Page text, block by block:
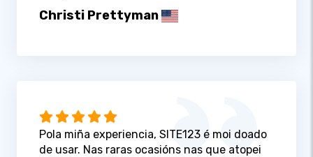
Christi Prettyman
Pola miña experiencia, SITE123 é moi doado
de usar. Nas raras ocasións nas que atopei